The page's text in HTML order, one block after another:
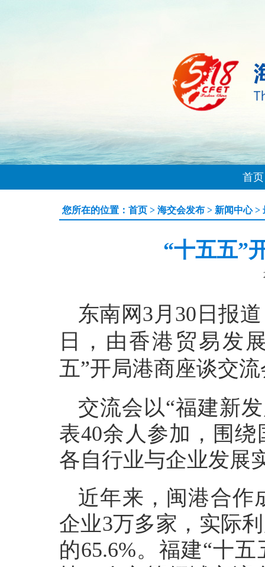
首页
您所在的位置： 首页 > 海交会发布 > 新闻中心>
“十五五”
东南网3月30日报
日，由香港贸易发
五”开局港商座谈交
交流会以“福建新
表40余人参加，围
各自行业与企业发展
近年来，闽港合作
企业3万多家，实际
的65.6%。福建“十